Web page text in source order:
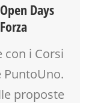
Days
con i Corsi
PuntoUno.
proposte